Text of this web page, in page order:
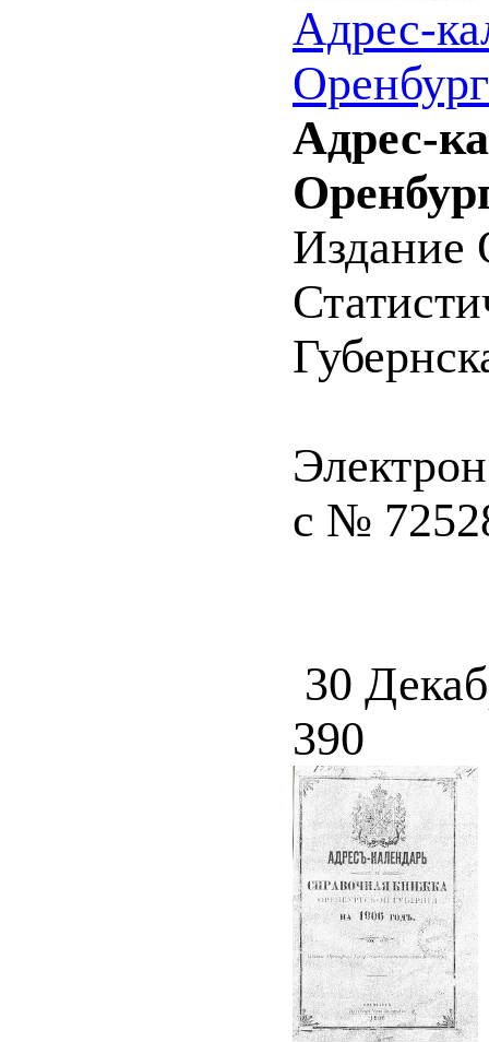
Адрес-
Адрес-
Издание
с №
30
390